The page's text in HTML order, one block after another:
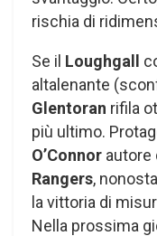
rischia di
Se il Loughgall
altalenante
Glentoran rifila
più ultimo.
O’Connor autore
Rangers,
la vittoria di
Nella prossima